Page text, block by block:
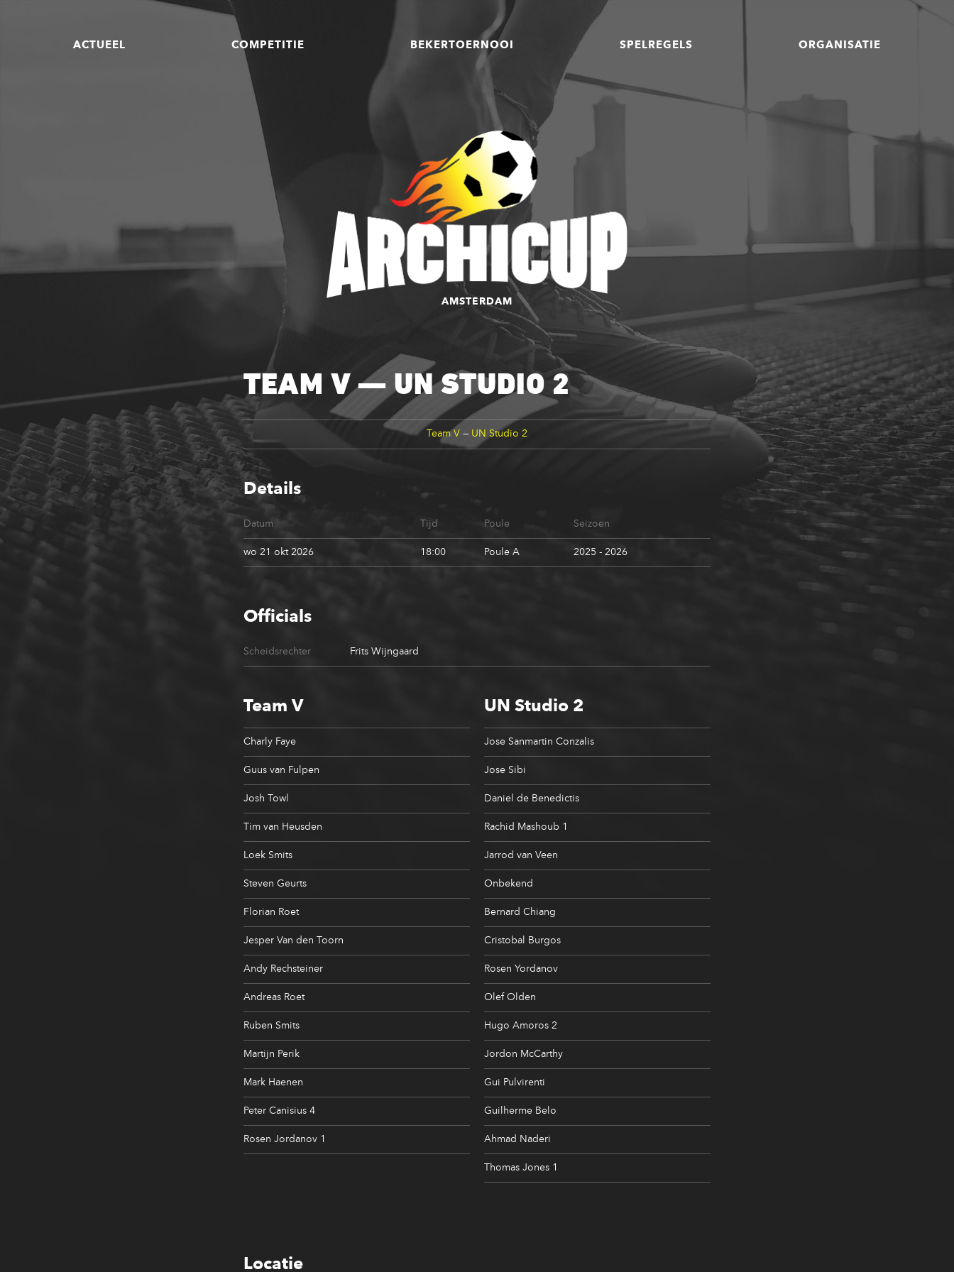
ACTUEEL COMPETITIE BEKERTOERNOOI SPELREGELS ORGANISATIE
AMSTERDAM
TEAM V — UN STUDIO 2
Team V — UN Studio 2
Details
Datum Tijd Poule Seizoen
wo 21 okt 2026 18:00 Poule A 2025 - 2026
Officials
Scheidsrechter Frits Wijngaard
Team V
Charly Faye
Guus van Fulpen
Josh Towl
Tim van Heusden
Loek Smits
Steven Geurts
Florian Roet
Jesper Van den Toorn
Andy Rechsteiner
Andreas Roet
Ruben Smits
Martijn Perik
Mark Haenen
Peter Canisius 4
Rosen Jordanov 1
UN Studio 2
Jose Sanmartin Conzalis
Jose Sibi
Daniel de Benedictis
Rachid Mashoub 1
Jarrod van Veen
Onbekend
Bernard Chiang
Cristobal Burgos
Rosen Yordanov
Olef Olden
Hugo Amoros 2
Jordon McCarthy
Gui Pulvirenti
Guilherme Belo
Ahmad Naderi
Thomas Jones 1
Locatie